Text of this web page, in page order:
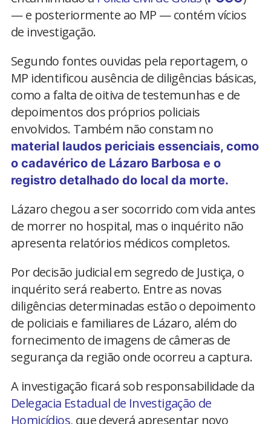
— e posteriormente ao MP — contém vícios
de investigação.
Segundo fontes ouvidas pela reportagem, o
MP identificou ausência de diligências básicas,
como a falta de oitiva de testemunhas e de
depoimentos dos próprios policiais
envolvidos. Também não constam no
material laudos periciais essenciais, como
o cadavérico de Lázaro Barbosa e o
registro detalhado do local da morte.
Lázaro chegou a ser socorrido com vida antes
de morrer no hospital, mas o inquérito não
apresenta relatórios médicos completos.
Por decisão judicial em segredo de Justiça, o
inquérito será reaberto. Entre as novas
diligências determinadas estão o depoimento
de policiais e familiares de Lázaro, além do
fornecimento de imagens de câmeras de
segurança da região onde ocorreu a captura.
A investigação ficará sob responsabilidade da
Delegacia Estadual de Investigação de
Homicídios, que deverá apresentar novo